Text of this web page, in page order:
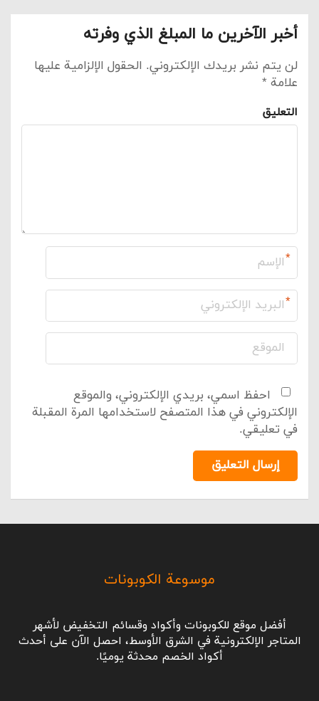
أخبر الآخرين ما المبلغ الذي وفرته
لن يتم نشر بريدك الإلكتروني. الحقول الإلزامية عليها
علامة *
التعليق
*
*
احفظ اسمي، بريدي الإلكتروني، والموقع
الإلكتروني في هذا المتصفح لاستخدامها المرة المقبلة
في تعليقي.
إرسال التعليق
موسوعة الكوبونات
أفضل موقع للكوبونات وأكواد وقسائم التخفيض لأشهر
المتاجر الإلكترونية في الشرق الأوسط، احصل الآن على أحدث
أكواد الخصم محدثة يوميًا.